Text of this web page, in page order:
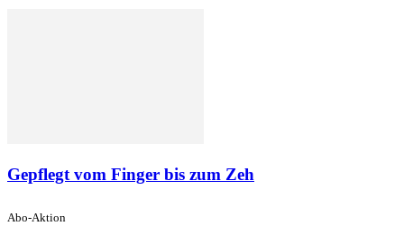
Gepflegt vom Finger bis zum Zeh
Abo-Aktion